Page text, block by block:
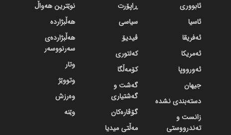
ئابووری
ئاسیا
ئەفریقا
ئەمریکا
ئەورووپا
جیهان
دسته‌بندی نشده
زانست و
تەندرووستی
ڕاپۆرت
سیاسی
ڤیدیۆ
کەلتوری
کۆمەڵگا
گه‌شت و
گه‌شتیاری
گۆڤاره‌کان
مەڵتی میدیا
نوێترین هەواڵ
هەڵبژاردە
هەڵبژاردەی
سەرنووسەر
وتار
وتووێژ
وەرزش
وێنە